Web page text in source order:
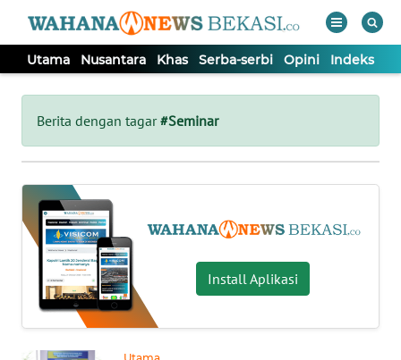
Utama Nusantara Khas Serba-serbi Opini Indeks
Berita dengan tagar#Seminar
Install Aplikasi
Tutup
UTAMA
NUSANTARA
KHAS
SERBA-
SERBI